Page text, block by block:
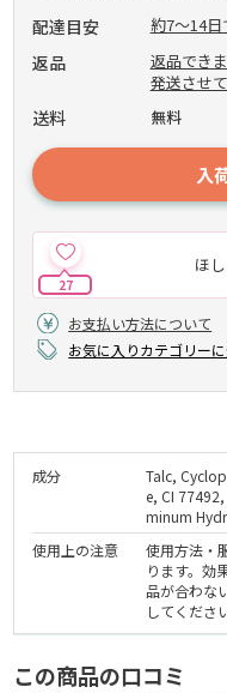
配達目安 約7～14日
返品
返品でき
発送させ
送料 無料
入
ほ
27
お支払い方法について
お気に入りカテゴリー
成分
Talc,
e, CI
minum
使用上の注意
使用方法・
ります。効
品が合わな
してくださ
この商品の口コミ